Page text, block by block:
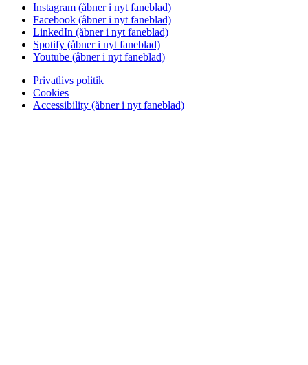
Instagram (åbner i nyt faneblad)
Facebook (åbner i nyt faneblad)
LinkedIn (åbner i nyt faneblad)
Spotify (åbner i nyt faneblad)
Youtube (åbner i nyt faneblad)
Privatlivs politik
Cookies
Accessibility (åbner i nyt faneblad)